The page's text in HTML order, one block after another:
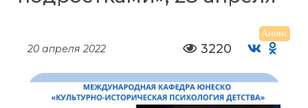
Анонс
20 апреля 2022 3220